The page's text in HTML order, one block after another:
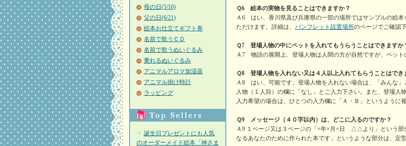
母の日(5/10)
父の日(6/21)
絵本お仕立てギフト券
名前で歌うＣＤ
名前で歌うぬいぐるみ
乗れるぬいぐるみ
アニマルアロマ加湿器
アニマル掛け時計
ラッピング
・ 誕生日プレゼントにも人気
のオーダーメイド絵本「神さま
Ｑ6 絵本の実物を見ることはできますか？
Ａ6 はい、香川県及び兵庫県の一部の場所ではサンプルの絵
ただけます。詳細は、 パンフレット設置場所のページでご確認下
Ｑ7 登場人物の中にペットを入れてもうらうことはできますか
Ａ7 物語の展開上、登場人物は人間の方が自然ですが、ペット
Ｑ8 登場人物を入れない又は４人以上入れてもらうことはでき
Ａ8 はい、可能です。登場人物を入れない場合は、「みんな
人物（１人目）の欄に「なし」とご入力下さい。また、登場人
入力希望の場合は、ひとつの入力欄に「Ａ・Ｂ」というように
Ｑ9 メッセージ（４０字以内）は、どこに入るのですか？
Ａ9 １ページ又は３ページの「×年×月×日 △△より」という部
なるあなたのために作られた本です」というような部分は、定